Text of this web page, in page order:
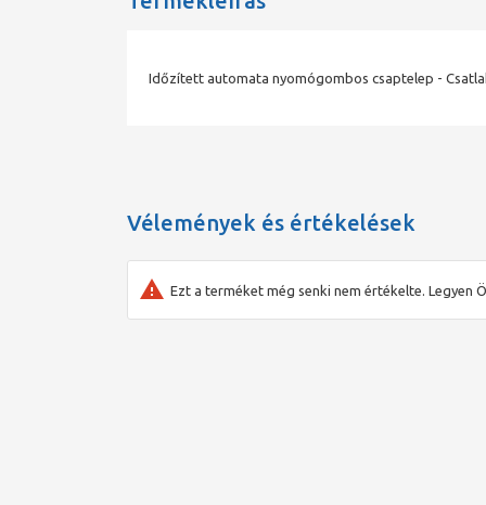
Időzített automata nyomógombos csaptelep -
Vélemények és értékelések
Ezt a terméket még senki nem értékelte. Legyen